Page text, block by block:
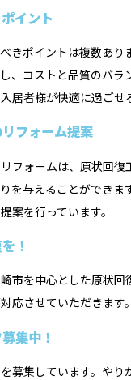
イント
きポイントは複数あ
、コストと品質のバ
居者様が快適に過ごせ
フォーム提案
フォームは、原状回
を与えることができ
案を行っています。
！
市を中心とした原状
応させていただきます。
集中！
募集しています。や